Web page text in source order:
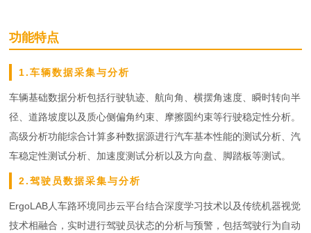
功能特点
1.车辆数据采集与分析
车辆基础数据分析包括行驶轨迹、航向角、横摆角速度、瞬时转向半
径、道路坡度以及质心侧偏角约束、摩擦圆约束等行驶稳定性分析。
高级分析功能综合计算多种数据源进行汽车基本性能的测试分析、汽
车稳定性测试分析、加速度测试分析以及方向盘、脚踏板等测试。
2.驾驶员数据采集与分析
ErgoLAB人车路环境同步云平台结合深度学习技术以及传统机器视觉
技术相融合，实时进行驾驶员状态的分析与预警，包括驾驶行为自动